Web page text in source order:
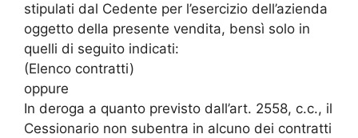
stipulati dal Cedente per l’esercizio dell’azienda
oggetto della presente vendita, bensì solo in
quelli di seguito indicati:
(Elenco contratti)
oppure
In deroga a quanto previsto dall’art. 2558, c.c., il
Cessionario non subentra in alcuno dei contratti